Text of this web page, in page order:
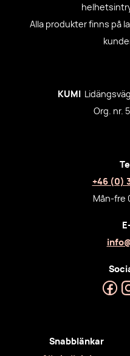
Alla produkter finns på
KUMI
Org. nr.
+46 (0)
Mån-fre
Snabblänkar